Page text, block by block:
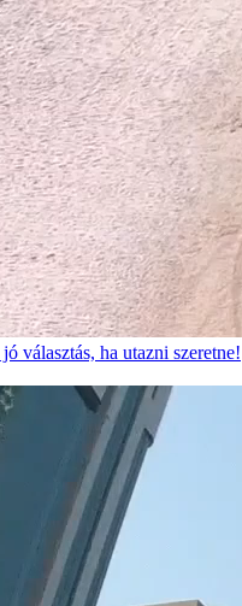
választás, ha utazni szeretne!